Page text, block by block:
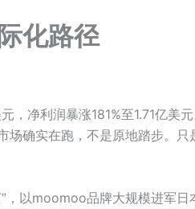
化路径
净利润暴涨181%至1.71亿美
确实在跑，不是原地踏步。
以moomoo品牌大规模进军